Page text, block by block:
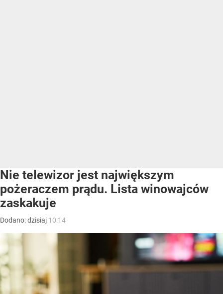
Nie telewizor jest największym
pożeraczem prądu. Lista winowajców
zaskakuje
Dodano:dzisiaj 10:14